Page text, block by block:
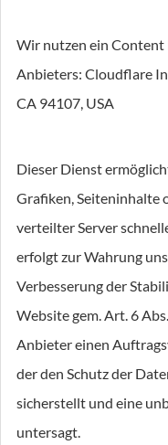
Wir nutzen ein
Anbieters: Cloudflare
CA 94107, USA
Dieser Dienst
Grafiken, Seiteninhalte
verteilter Server
erfolgt zur Wahrung
Verbesserung der
Website gem. Art. 6
Anbieter einen
der den Schutz der
sicherstellt und eine
untersagt.